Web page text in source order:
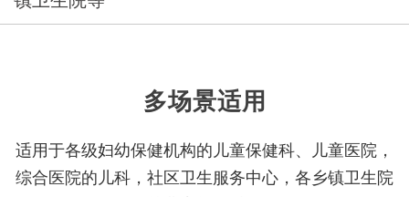
多场景适用
适用于各级妇幼保健机构的儿童保健科、儿童医院，
综合医院的儿科，社区卫生服务中心，各乡镇卫生院